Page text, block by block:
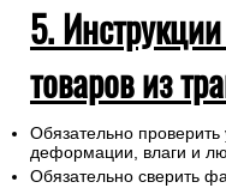
5.
товаров из
Обязательно проверить
деформации, влаги и
Обязательно сверить